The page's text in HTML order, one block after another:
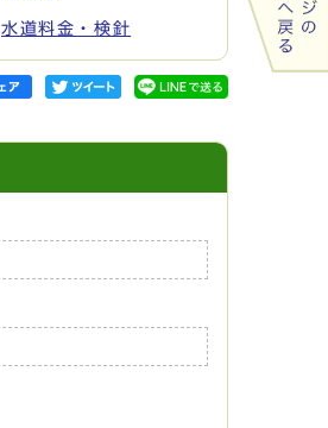
水道料金・検針